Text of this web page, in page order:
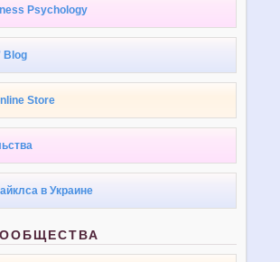
Psychology
Blog
Store
в Украине